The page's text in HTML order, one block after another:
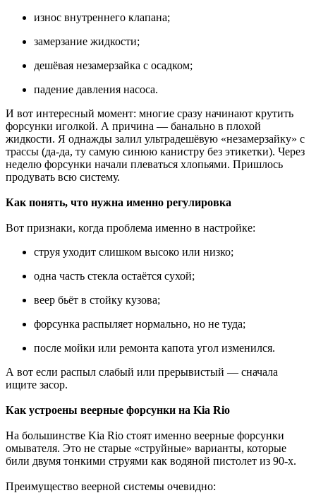
износ внутреннего клапана;
замерзание жидкости;
дешёвая незамерзайка с осадком;
падение давления насоса.
И вот интересный момент: многие сразу начинают крутить
форсунки иголкой. А причина — банально в плохой
жидкости. Я однажды залил ультрадешёвую «незамерзайку» с
трассы (да-да, ту самую синюю канистру без этикетки). Через
неделю форсунки начали плеваться хлопьями. Пришлось
продувать всю систему.
Как понять, что нужна именно регулировка
Вот признаки, когда проблема именно в настройке:
струя уходит слишком высоко или низко;
одна часть стекла остаётся сухой;
веер бьёт в стойку кузова;
форсунка распыляет нормально, но не туда;
после мойки или ремонта капота угол изменился.
А вот если распыл слабый или прерывистый — сначала
ищите засор.
Как устроены веерные форсунки на Kia Rio
На большинстве Kia Rio стоят именно веерные форсунки
омывателя. Это не старые «струйные» варианты, которые
били двумя тонкими струями как водяной пистолет из 90-х.
Преимущество веерной системы очевидно: